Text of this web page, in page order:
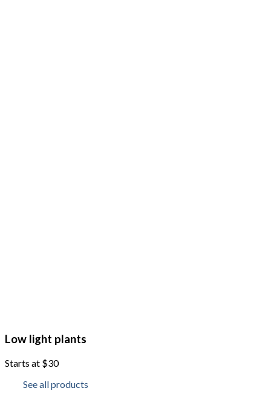
Low light plants
Starts at $30
See all products